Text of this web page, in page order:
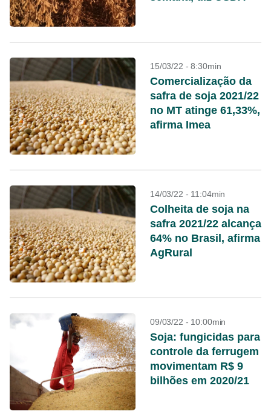
15/03/22 - 8:30min
Comercialização da
safra de soja 2021/22
no MT atinge 61,33%,
afirma Imea
14/03/22 - 11:04min
Colheita de soja na
safra 2021/22 alcança
64% no Brasil, afirma
AgRural
09/03/22 - 10:00min
Soja: fungicidas para
controle da ferrugem
movimentam R$ 9
bilhões em 2020/21